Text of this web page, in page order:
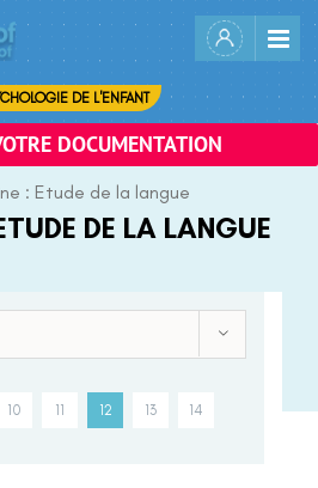
DE L'ENFANT
DOCUMENTATION
: Etude de la langue
DE LA LANGUE
10 11 12 13 14